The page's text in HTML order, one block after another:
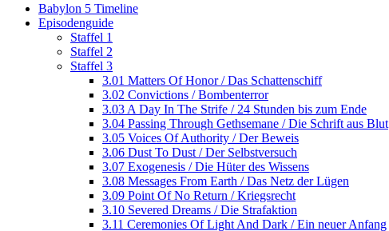
Babylon 5 Timeline
Episodenguide
Staffel 1
Staffel 2
Staffel 3
3.01 Matters Of Honor / Das Schattenschiff
3.02 Convictions / Bombenterror
3.03 A Day In The Strife / 24 Stunden bis zum Ende
3.04 Passing Through Gethsemane / Die Schrift aus Blut
3.05 Voices Of Authority / Der Beweis
3.06 Dust To Dust / Der Selbstversuch
3.07 Exogenesis / Die Hüter des Wissens
3.08 Messages From Earth / Das Netz der Lügen
3.09 Point Of No Return / Kriegsrecht
3.10 Severed Dreams / Die Strafaktion
3.11 Ceremonies Of Light And Dark / Ein neuer Anfang